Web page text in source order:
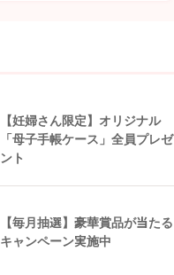
【妊婦さん限定】オリジナル
「母子手帳ケース」全員プレゼ
ント
【毎月抽選】豪華賞品が当たる
キャンペーン実施中